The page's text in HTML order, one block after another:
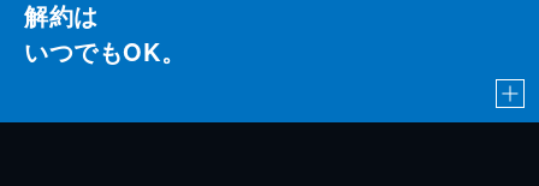
解約は
いつでもOK。